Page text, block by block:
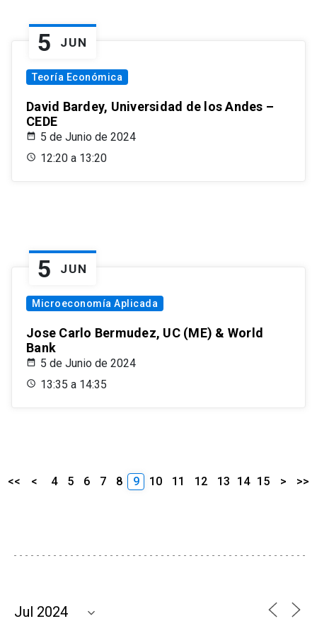
5 JUN
Teoría Económica
David Bardey, Universidad de los Andes –
CEDE
5 de Junio de 2024
12:20 a 13:20
5 JUN
Microeconomía Aplicada
Jose Carlo Bermudez, UC (ME) & World
Bank
5 de Junio de 2024
13:35 a 14:35
<< < 4 5 6 7 8 9 10 11 12 13 14 15 > >>